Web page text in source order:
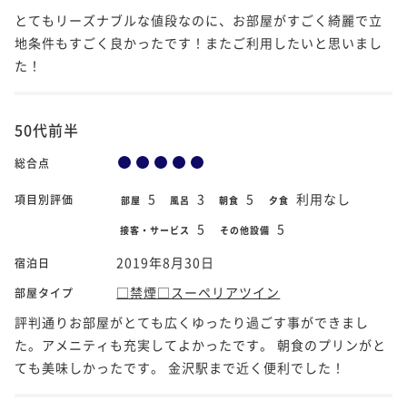
とてもリーズナブルな値段なのに、お部屋がすごく綺麗で立
地条件もすごく良かったです！またご利用したいと思いまし
た！
50代前半
総合点
項目別評価 部屋 5 風呂 3 朝食 5 夕食 利用なし
接客・サービス 5 その他設備 5
宿泊日 2019年8月30日
部屋タイプ
□禁煙□スーペリアツイン
評判通りお部屋がとても広くゆったり過ごす事ができまし
た。アメニティも充実してよかったです。 朝食のプリンがと
ても美味しかったです。 金沢駅まで近く便利でした！